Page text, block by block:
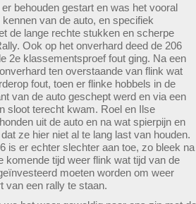
behouden gestart en was het vooral
van de auto, en specifiek
de lange rechte stukken en scherpe
Ook op het onverhard deed de 206
2e klassementsproef fout ging. Na een
ten overstaande van flink wat
fout, toen er flinke hobbels in de
van de auto geschept werd en via een
sloot terecht kwam. Roel en Ilse
uit de auto en na wat spierpijn en
ze hier niet al te lang last van houden.
is er echter slechter aan toe, zo bleek na
komende tijd weer flink wat tijd van de
moeten worden om weer
van een rally te staan.